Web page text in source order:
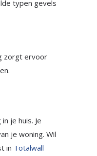
typen gevels
zorgt ervoor
je huis. Je
je woning. Wil
in Totalwall